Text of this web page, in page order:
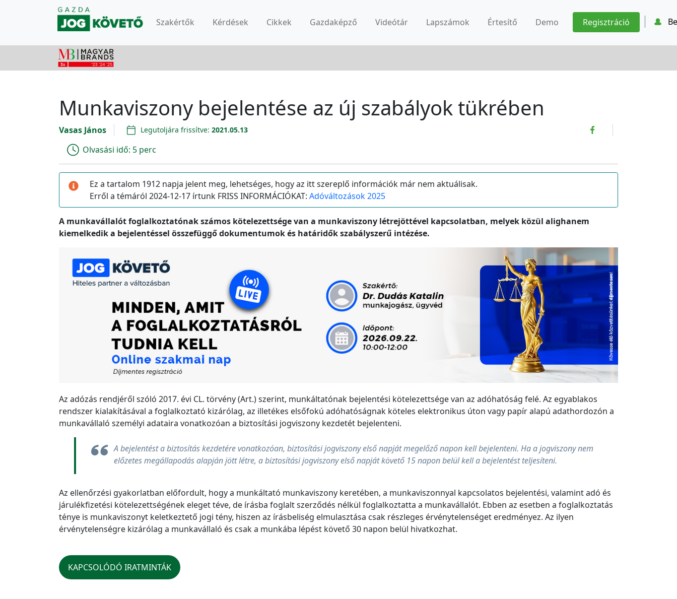
Szakértők Kérdések Cikkek Gazdaképző Videótár Lapszámok Értesítő Demo Regisztráció
Munkaviszony bejelentése az új szabályok tükrében
Vasas János Legutoljára frissítve: 2021.05.13
Olvasási idő: 5 perc
Ez a tartalom 1912 napja jelent meg, lehetséges, hogy az itt szereplő információk már nem aktuálisak.
Erről a témáról 2024-12-17 írtunk FRISS INFORMÁCIÓKAT: Adóváltozások 2025
A munkavállalót foglalkoztatónak számos kötelezettsége van a munkaviszony létrejöttével kapcsolatban, melyek közül alighanem
kiemelkedik a bejelentéssel összefüggő dokumentumok és határidők szabályszerű intézése.
Az adózás rendjéről szóló 2017. évi CL. törvény (Art.) szerint, munkáltatónak bejelentési kötelezettsége van az adóhatóság felé. Az egyablakos
rendszer kialakításával a foglalkoztató kizárólag, az illetékes elsőfokú adóhatóságnak köteles elektronikus úton vagy papír alapú adathordozón a
munkavállaló személyi adataira vonatkozóan a biztosítási jogviszony kezdetét bejelenteni.
A bejelentést a biztosítás kezdetére vonatkozóan, biztosítási jogviszony első napját megelőző napon kell bejelenteni. Ha a jogviszony nem
előzetes megállapodás alapján jött létre, a biztosítási jogviszony első napját követő 15 napon belül kell a bejelentést teljesíteni.
Az ellenőrzési gyakorlatban előfordult, hogy a munkáltató munkaviszony keretében, a munkaviszonnyal kapcsolatos bejelentési, valamint adó és
járulékfizetési kötelezettségének eleget téve, de írásba foglalt szerződés nélkül foglalkoztatta a munkavállalót. Ebben az esetben a foglalkoztatás
ténye is munkaviszonyt keletkeztető jogi tény, hiszen az írásbeliség elmulasztása csak részleges érvénytelenséget eredményez. Az ilyen
érvénytelenségre kizárólag a munkavállaló és csak a munkába lépést követő 30 napon belül hivatkozhat.
KAPCSOLÓDÓ IRATMINTÁK